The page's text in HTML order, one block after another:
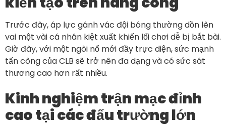
Trước đây, áp lực gánh vác đội bóng thường dồn lên
vai một vài cá nhân kiệt xuất khiến lối chơi dễ bị bắt bài.
Giờ đây, với một ngòi nổ mới đầy trực diện, sức mạnh
tấn công của CLB sẽ trở nên đa dạng và có sức sát
thương cao hơn rất nhiều.
Kinh nghiệm trận mạc đỉnh
cao tại các đấu trường lớn